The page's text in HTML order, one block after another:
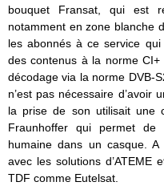
bouquet Fransat, qui est
notamment en zone blanche
les abonnés à ce service qui
des contenus à la norme CI+
décodage via la norme DVB-
n’est pas nécessaire d’avoir
la prise de son utilisait une
Fraunhoffer qui permet de
humaine dans un casque.
avec les solutions d’ATEME
TDF comme Eutelsat.